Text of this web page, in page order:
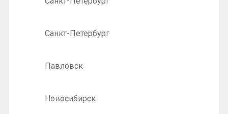
Санкт-Петербург
Павловск
Новосибирск